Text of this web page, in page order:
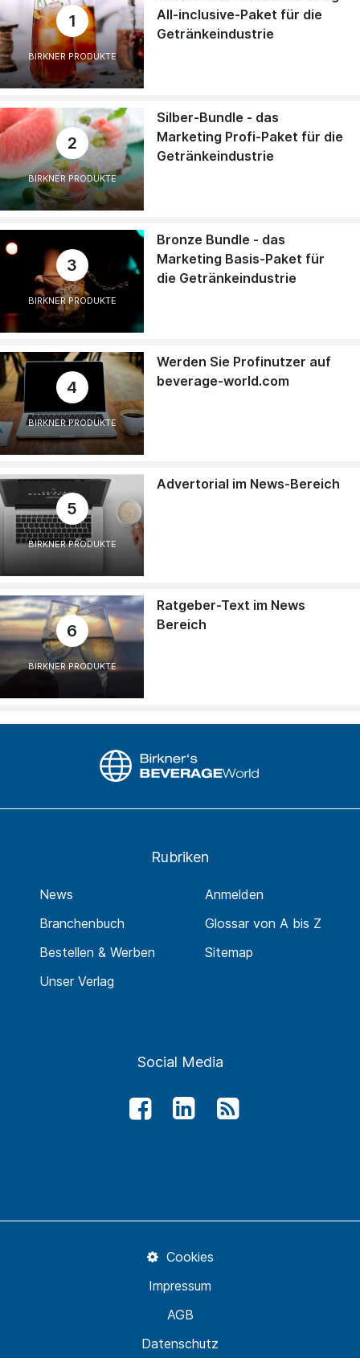
1
BIRKNER PRODUKTE
All-inclusive-Paket für die
Getränkeindustrie
2
BIRKNER PRODUKTE
Silber-Bundle - das
Marketing Profi-Paket für die
Getränkeindustrie
3
BIRKNER PRODUKTE
Bronze Bundle - das
Marketing Basis-Paket für
die Getränkeindustrie
4
BIRKNER PRODUKTE
Werden Sie Profinutzer auf
beverage-world.com
5
BIRKNER PRODUKTE
Advertorial im News-Bereich
6
BIRKNER PRODUKTE
Ratgeber-Text im News
Bereich
Rubriken
News
Branchenbuch
Bestellen & Werben
Unser Verlag
Anmelden
Glossar von A bis Z
Sitemap
Social Media
Datenschutz
AGB
Impressum
Cookies